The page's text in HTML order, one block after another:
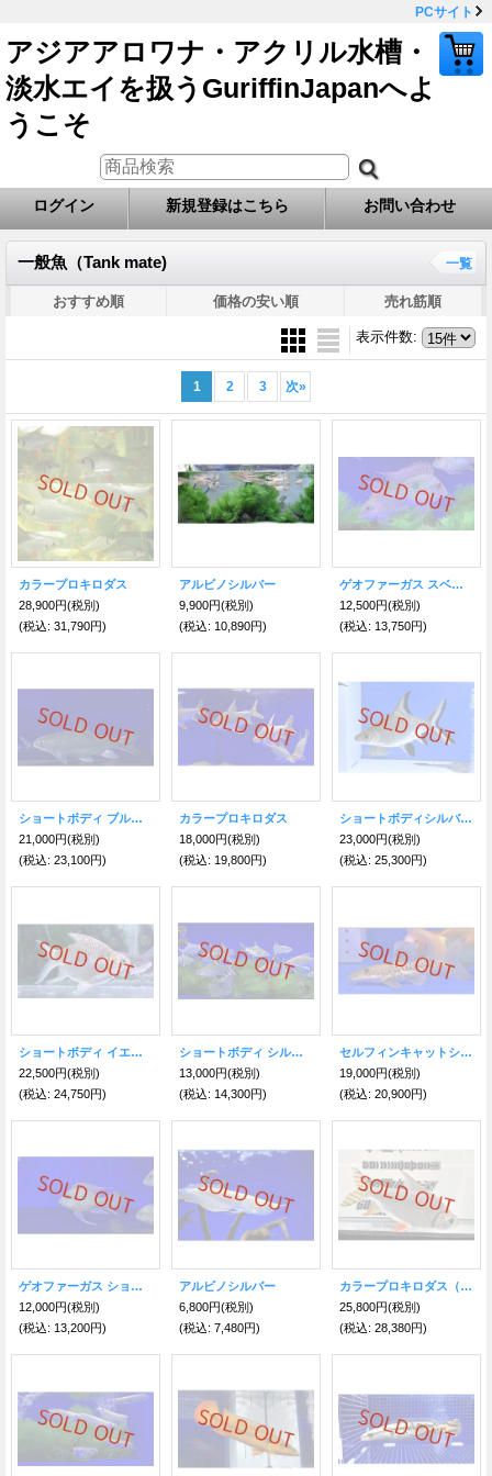
PCサイト
アジアアロワナ・アクリル水槽・
淡水エイを扱うGuriffinJapanへよ
うこそ
ログイン 新規登録はこちら お問い合わせ
一般魚（Tank mate) 一覧
おすすめ順 価格の安い順 売れ筋順
表示件数:
1 2 3 次»
カラープロキロダス
28,900円(税別)
(税込: 31,790円)
アルビノシルバー
9,900円(税別)
(税込: 10,890円)
ゲオファーガス スベニ ショートボディ
12,500円(税別)
(税込: 13,750円)
ショートボディ ブルーマハシール
21,000円(税別)
(税込: 23,100円)
カラープロキロダス
18,000円(税別)
(税込: 19,800円)
ショートボディシルバーシャク
23,000円(税別)
(税込: 25,300円)
ショートボディ イエローフィンバルブ
22,500円(税別)
(税込: 24,750円)
ショートボディ シルバーシャーク
13,000円(税別)
(税込: 14,300円)
セルフィンキャットショートSP
19,000円(税別)
(税込: 20,900円)
ゲオファーガス ショートボディ
12,000円(税別)
(税込: 13,200円)
アルビノシルバー
6,800円(税別)
(税込: 7,480円)
カラープロキロダス（XL）
25,800円(税別)
(税込: 28,380円)